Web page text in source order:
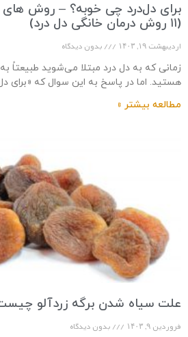
برای دل‌درد چی خوبه؟ – روش های
(۱۱ روش درمان خانگی دل درد)
اردیبهشت ۱۹, ۱۴۰۳ بدون دیدگاه
زمانی که به دل‌ درد مبتلا می‌شوید طبیعتاً
هستید. اما در پاسخ به این سوال که «برای
مطالعه بیشتر »
علت سیاه شدن برگه زردآلو
فروردین ۹, ۱۴۰۳ بدون دیدگاه